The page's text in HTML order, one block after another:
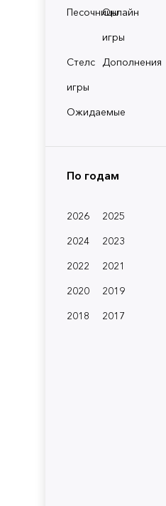
ПесочницыОнлайн
игры
Стелс
игры
Дополнения
Ожидаемые
По годам
2026
2025
2024
2023
2022
2021
2020
2019
2018
2017